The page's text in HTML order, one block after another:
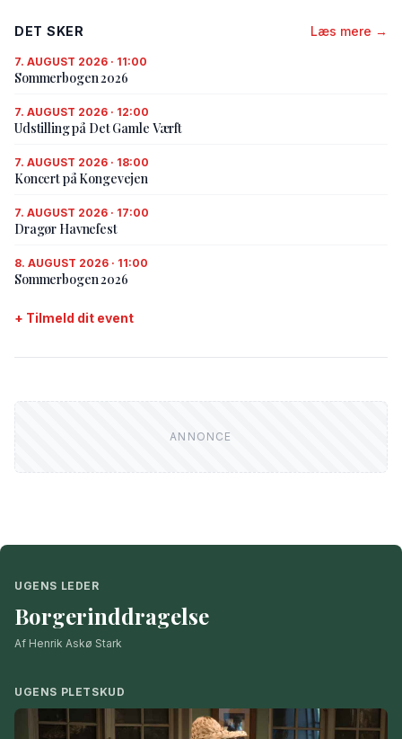
DET SKER Læs mere →
7. AUGUST 2026 · 11:00
Sommerbogen 2026
7. AUGUST 2026 · 12:00
Udstilling på Det Gamle Værft
7. AUGUST 2026 · 18:00
Koncert på Kongevejen
7. AUGUST 2026 · 17:00
Dragør Havnefest
8. AUGUST 2026 · 11:00
Sommerbogen 2026
+ Tilmeld dit event
UGENS LEDER
Borgerinddragelse
Af Henrik Askø Stark
UGENS PLETSKUD